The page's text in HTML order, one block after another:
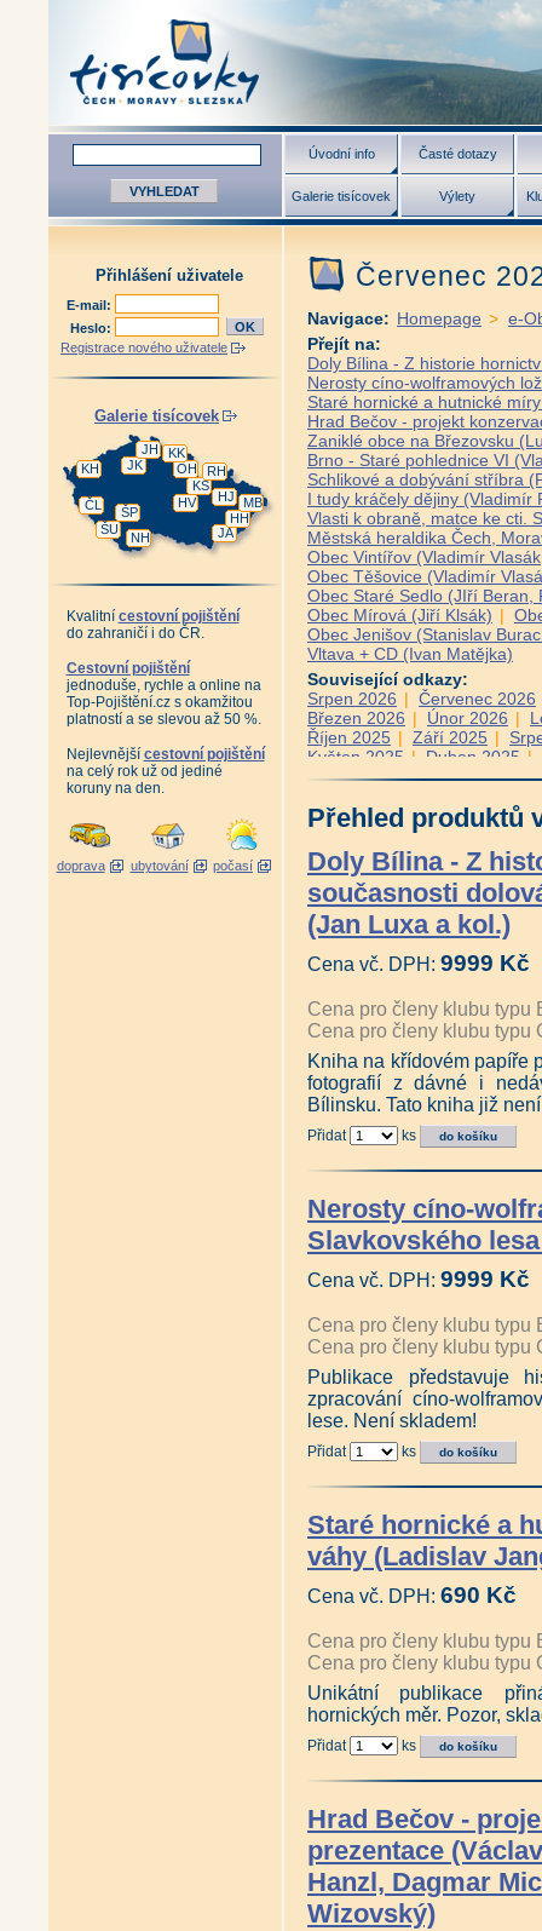
Úvodní info Časté dotazy
Galerie tisícovek Výlety
Přihlášení uživatele
E-mail:
Heslo:
Registrace nového uživatele
Galerie tisícovek
JA
HH
MB
HJ
HV
NH
KS
RH
ŠP
ŠU
OH
JK
KK
ČL
JH
KH
Kvalitní cestovní pojištění
do zahraničí i do ČR.
Cestovní pojištění
jednoduše, rychle a online na
Top-Pojištění.cz s okamžitou
platností a se slevou až 50 %.
Nejlevnější cestovní pojištění
na celý rok už od jediné
koruny na den.
doprava ubytování počasí
Červenec
Navigace: Homepage > e-
Přejít na:
Doly Bílina - Z historie
Nerosty cíno-wolframových
Staré hornické a hutnické
Hrad Bečov - projekt
Zaniklé obce na Březovsku
Brno - Staré pohlednice VI
Schlikové a dobývání stříbra
I tudy kráčely dějiny (Vladimír
Vlasti k obraně, matce ke cti.
Městská heraldika Čech,
Obec Vintířov (Vladimír
Obec Těšovice (Vladimír
Obec Staré Sedlo (JIří Beran,
Obec Mírová (Jiří Klsák) |
Obec Jenišov (Stanislav
Vltava + CD (Ivan Matějka)
Související odkazy:
Srpen 2026 | Červenec 2026
Březen 2026 | Únor 2026 |
Říjen 2025 | Září 2025 |
Květen 2025 | Duben 2025 |
Prosinec 2024|Listopad
Únor 2024| Leden 2024|
Srpen 2023
Duben 2023|Březen 2023|
Listopad 2022|Říjen 2022|
Červen 2022|Květen 2022
Leden 2022|Prosinec 2021
Srpen 2021|Červenec 2021
|
Říjen 2020|Září 2020|
Prosinec 2019| Listopad
Červenec 2019|Červen
Únor 2019
Leden 2019|
Září 2018|Srpen 2018|
Duben 2018|Březen 2018|
Listopad 2017|Říjen 2017|
Červen 2017
|Květen 2017
Leden 2017|Prosinec 2016
Přehled produktů
Doly Bílina - Z
současnosti
(Jan Luxa a kol.)
Cena vč. DPH: 9999 Kč
Cena pro členy klubu typu
Cena pro členy klubu typu
Kniha na křídovém papíře
fotografií z dávné i
Bílinsku. Tato kniha již
Přidat ks
Nerosty cíno-
Slavkovského
Cena vč. DPH: 9999 Kč
Cena pro členy klubu typu
Cena pro členy klubu typu
Publikace představuje
zpracování cíno-
lese. Není skladem!
Přidat ks
Staré hornické a
váhy (Ladislav
Cena vč. DPH: 690 Kč
Cena pro členy klubu typu
Cena pro členy klubu typu
Unikátní publikace
hornických měr. Pozor,
Přidat ks
Hrad Bečov -
prezentace
Hanzl, Dagmar
Wizovský)